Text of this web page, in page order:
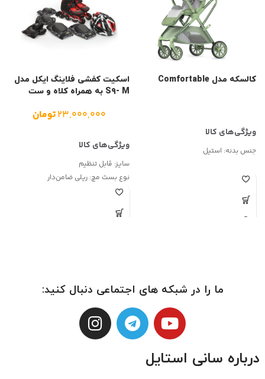
کالسکه مدل Comfortable
جنس بدنه: استیل
اسکیت کفشی فلاینگ ایکل مدل
S۹- M به همراه کلاه و ست
۲۳,۰۰۰,۰۰۰تومان
سایز: قابل تنظیم
نوع بست مچ: ریلی ضامن‌دار
نوع بست ساق:
سبک:
ما را در شبکه های اجتماعی دنبال کنید:
درباره سانی استایل